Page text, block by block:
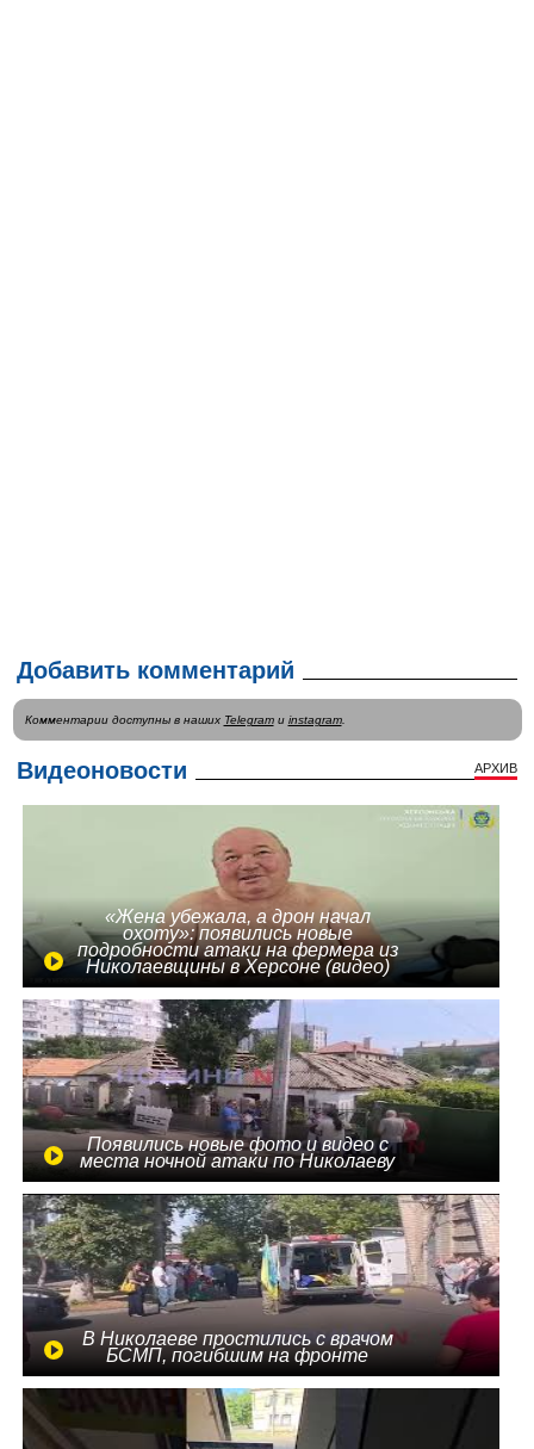
Добавить комментарий
Комментарии доступны в наших Telegramи instagram.
Видеоновости АРХИВ
«Жена убежала, а дрон начал
охоту»: появились новые
подробности атаки на фермера из
Николаевщины в Херсоне (видео)
Появились новые фото и видео с
места ночной атаки по Николаеву
В Николаеве простились с врачом
БСМП, погибшим на фронте